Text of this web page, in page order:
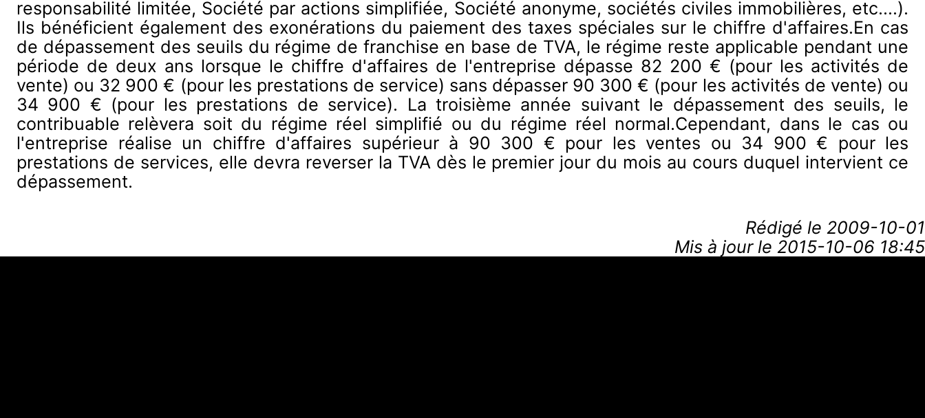
responsabilité limitée, Société par actions simplifiée, Société anonyme, sociétés civiles immobilières, etc....).
Ils bénéficient également des exonérations du paiement des taxes spéciales sur le chiffre d'affaires.En cas
de dépassement des seuils du régime de franchise en base de TVA, le régime reste applicable pendant une
période de deux ans lorsque le chiffre d'affaires de l'entreprise dépasse 82 200 € (pour les activités de
vente) ou 32 900 € (pour les prestations de service) sans dépasser 90 300 € (pour les activités de vente) ou
34 900 € (pour les prestations de service). La troisième année suivant le dépassement des seuils, le
contribuable relèvera soit du régime réel simplifié ou du régime réel normal.Cependant, dans le cas ou
l'entreprise réalise un chiffre d'affaires supérieur à 90 300 € pour les ventes ou 34 900 € pour les
prestations de services, elle devra reverser la TVA dès le premier jour du mois au cours duquel intervient ce
dépassement.
Rédigé le 2009-10-01
Mis à jour le 2015-10-06 18:45